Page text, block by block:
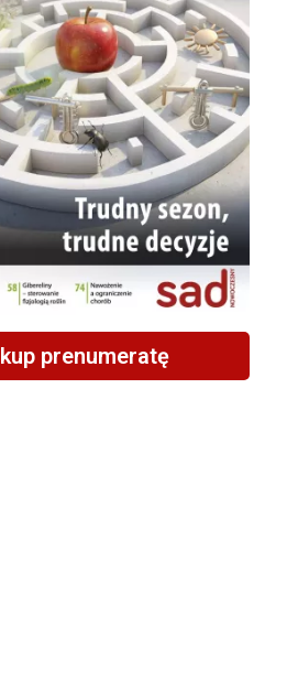
kup prenumeratę